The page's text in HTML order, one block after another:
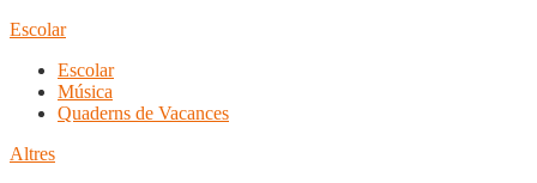
Escolar
Escolar
Música
Quaderns de Vacances
Altres